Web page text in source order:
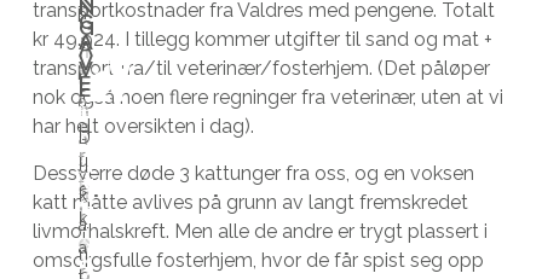
transportkostnader fra Valdres med pengene. Totalt
kr 49.924. I tillegg kommer utgifter til sand og mat +
transport fra/til veterinær/fosterhjem. (Det påløper
nok også noen flere regninger fra veterinær, uten at vi
har helt oversikten i dag).
Dessverre døde 3 kattunger fra oss, og en voksen
katt måtte avlives på grunn av langt fremskredet
livmorhalskreft. Men alle de andre er trygt plassert i
omsorgsfulle fosterhjem, hvor de får spist seg opp
a
r
k
a
t
t
e
r
s
i
n
e
n
a
t
u
r
l
L
A
N
G
T
I
D
e
m
m
e
t
t
i
l
d
h
o
v
f
o
r
f
l
e
r
t
t
e
v
i
l
h
j
e
l
e
r
e
r
d
u
m
e
d
N
G
A
V
E
D
u
k
a
n
G
A
V
E
H
u
s
k
a